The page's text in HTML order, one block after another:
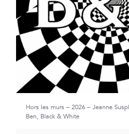
Hors les murs – 2026 – Jeanne
Ben, Black & White